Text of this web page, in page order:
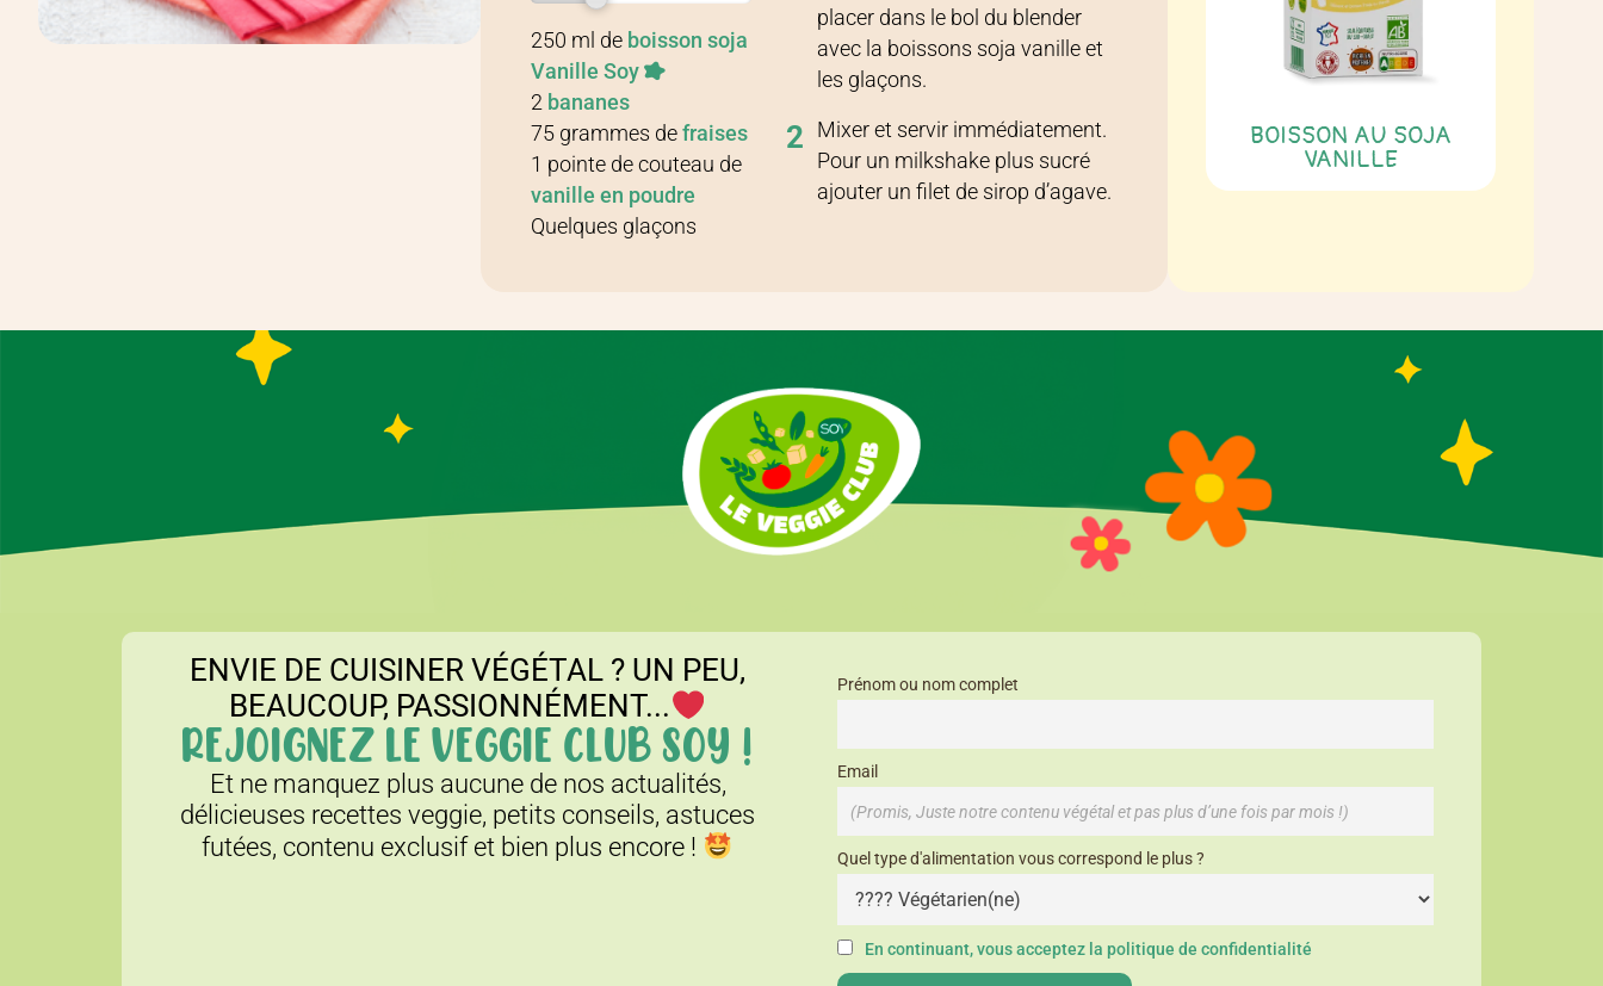
Recette pour 4 personnes
250 ml de boisson soja
Vanille Soy
2 bananes
75 grammes de fraises
1 pointe de couteau de
vanille en poudre
Quelques glaçons
placer dans le bol du blender
avec la boissons soja vanille et
les glaçons.
2
Mixer et servir immédiatement.
Pour un milkshake plus sucré
ajouter un filet de sirop d’agave.
BOISSON AU SOJA
VANILLE
ENVIE DE CUISINER VÉGÉTAL ? UN PEU,
BEAUCOUP, PASSIONNÉMENT...
REJOIGNEZ LE VEGGIE CLUB SOY !
Et ne manquez plus aucune de nos actualités,
délicieuses recettes veggie, petits conseils, astuces
futées, contenu exclusif et bien plus encore !
Prénom ou nom complet
Email
Quel type d'alimentation vous correspond le plus ?
En continuant, vous acceptez la politique de confidentialité